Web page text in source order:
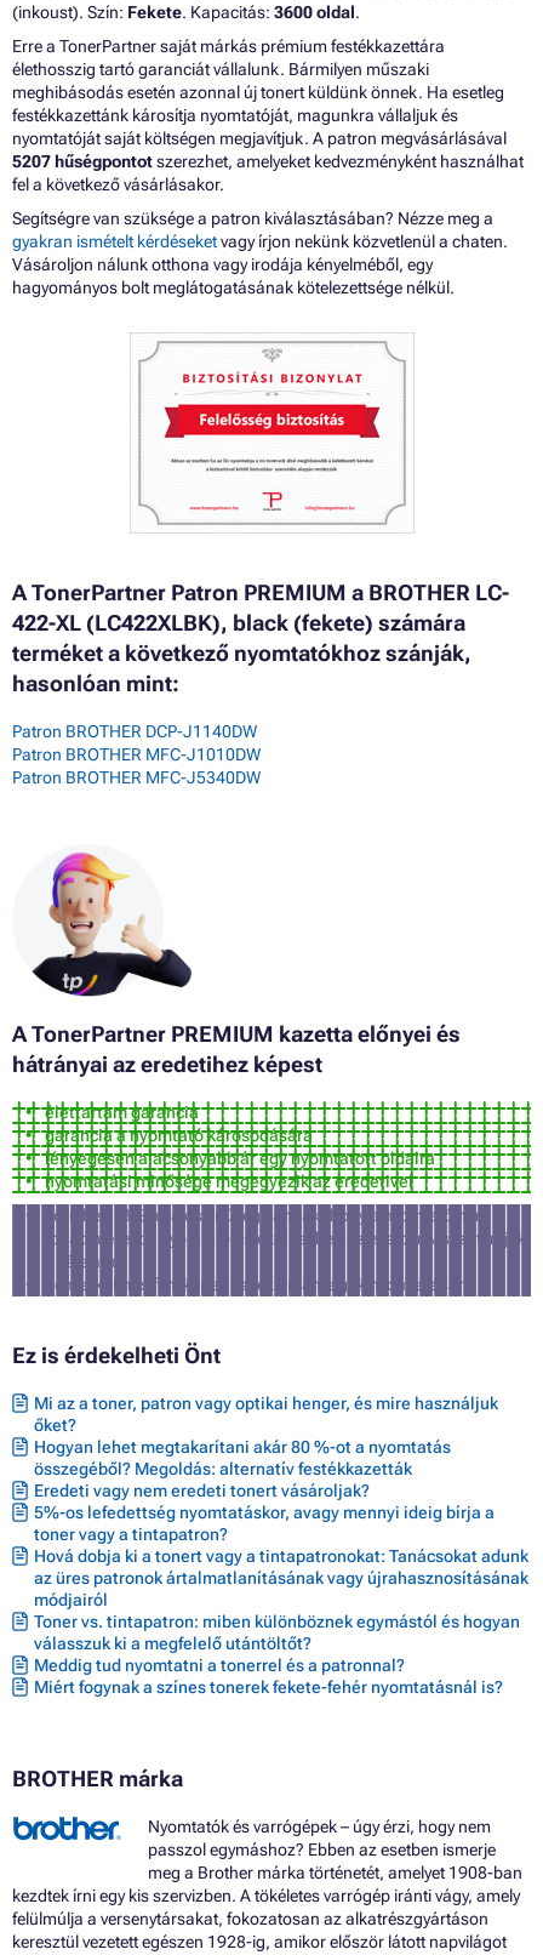
(inkoust). Szín: Fekete. Kapacitás: 3600 oldal.
Erre a TonerPartner saját márkás prémium festékkazettára
élethosszig tartó garanciát vállalunk. Bármilyen műszaki
meghibásodás esetén azonnal új tonert küldünk önnek. Ha esetleg
festékkazettánk károsítja nyomtatóját, magunkra vállaljuk és
nyomtatóját saját költségen megjavítjuk. A patron megvásárlásával
5207 hűségpontotszerezhet, amelyeket kedvezményként használhat
fel a következő vásárlásakor.
Segítségre van szüksége a patron kiválasztásában? Nézze meg a
gyakran ismételt kérdéseketvagy írjon nekünk közvetlenül a chaten.
Vásároljon nálunk otthona vagy irodája kényelméből, egy
hagyományos bolt meglátogatásának kötelezettsége nélkül.
A TonerPartner Patron PREMIUM a BROTHER LC-
422-XL (LC422XLBK), black (fekete) számára
terméket a következő nyomtatókhoz szánják,
hasonlóan mint:
Patron BROTHER DCP-J1140DW
Patron BROTHER MFC-J1010DW
Patron BROTHER MFC-J5340DW
A TonerPartner PREMIUM kazetta előnyei és
hátrányai az eredetihez képest
élettartam garancia
garancia a nyomtató károsodására
lényegesen alacsonyabb ár egy nyomtatott oldalra
nyomtatási minősége megegyezik az eredetivel
körülbelül 3% a valószínűsége annak, hogy a nyomtató nem
fogadja el ezt a nyomtatófestéket (ebben az esetben visszatérítjük
a vételárat)
nem alkalmas fényképek és reklámanyagok nyomtatására
Ez is érdekelheti Önt
Mi az a toner, patron vagy optikai henger, és mire használjuk
őket?
Hogyan lehet megtakarítani akár 80 %-ot a nyomtatás
összegéből? Megoldás: alternatív festékkazetták
Eredeti vagy nem eredeti tonert vásároljak?
5%-os lefedettség nyomtatáskor, avagy mennyi ideig bírja a
toner vagy a tintapatron?
Hová dobja ki a tonert vagy a tintapatronokat: Tanácsokat adunk
az üres patronok ártalmatlanításának vagy újrahasznosításának
módjairól
Toner vs. tintapatron: miben különböznek egymástól és hogyan
válasszuk ki a megfelelő utántöltőt?
Meddig tud nyomtatni a tonerrel és a patronnal?
Miért fogynak a színes tonerek fekete-fehér nyomtatásnál is?
BROTHER márka
Nyomtatók és varrógépek – úgy érzi, hogy nem
passzol egymáshoz? Ebben az esetben ismerje
meg a Brother márka történetét, amelyet 1908-ban
kezdtek írni egy kis szervizben. A tökéletes varrógép iránti vágy, amely
felülmúlja a versenytársakat, fokozatosan az alkatrészgyártáson
keresztül vezetett egészen 1928-ig, amikor először látott napvilágot